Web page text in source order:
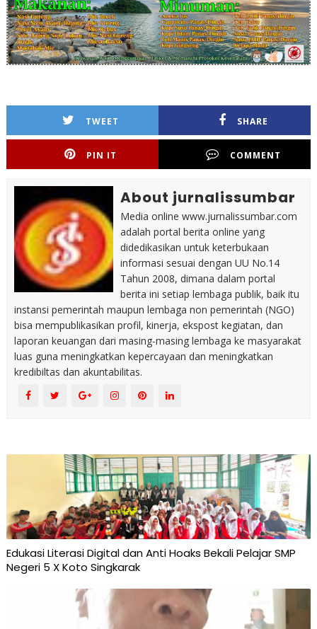
TWEET SHARE
PIN IT COMMENT
About jurnalissumbar
Media online www.jurnalissumbar.com
adalah portal berita online yang
didedikasikan untuk keterbukaan
informasi sesuai dengan UU No.14
Tahun 2008, dimana dalam portal
berita ini setiap lembaga publik, baik itu
instansi pemerintah maupun lembaga non pemerintah (NGO)
bisa mempublikasikan profil, kinerja, ekspost kegiatan, dan
laporan keuangan dari masing-masing lembaga ke masyarakat
luas guna meningkatkan kepercayaan dan meningkatkan
kredibiltas dan akuntabilitas.
Edukasi Literasi Digital dan Anti Hoaks Bekali Pelajar SMP
Negeri 5 X Koto Singkarak